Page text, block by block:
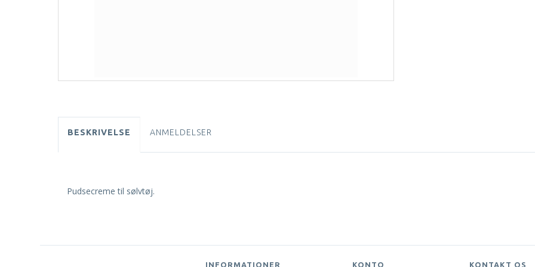
BESKRIVELSE ANMELDELSER
Pudsecreme til sølvtøj.
INFORMATIONER KONTO KONTAKT OS